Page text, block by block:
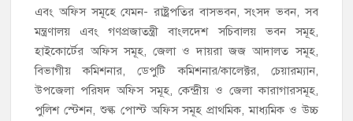
এবং অফিস সমূহে যেমন- রাষ্ট্রপতির বাসভবন, সংসদ ভবন, সব
মন্ত্রণালয় এবং গণপ্রজাতন্ত্রী বাংলদেশ সচিবালয় ভবন সমূহ,
হাইকোর্টের অফিস সমূহ, জেলা ও দায়রা জজ আদালত সমূহ,
বিভাগীয় কমিশনার, ডেপুটি কমিশনার/কালেক্টর, চেয়ারম্যান,
উপজেলা পরিষদ অফিস সমূহ, কেন্দ্রীয় ও জেলা কারাগারসমূহ,
পুলিশ স্টেশন, শুল্ক পোস্ট অফিস সমূহ প্রাথমিক, মাধ্যমিক ও উচ্চ